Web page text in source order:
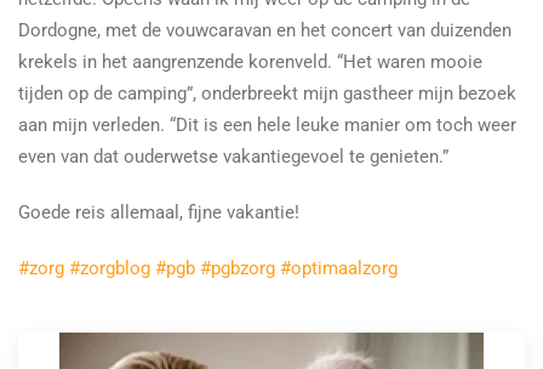
Dordogne, met de vouwcaravan en het concert van duizenden
krekels in het aangrenzende korenveld. “Het waren mooie
tijden op de camping”, onderbreekt mijn gastheer mijn bezoek
aan mijn verleden. “Dit is een hele leuke manier om toch weer
even van dat ouderwetse vakantiegevoel te genieten.”
Goede reis allemaal, fijne vakantie!
#zorg #zorgblog #pgb #pgbzorg #optimaalzorg